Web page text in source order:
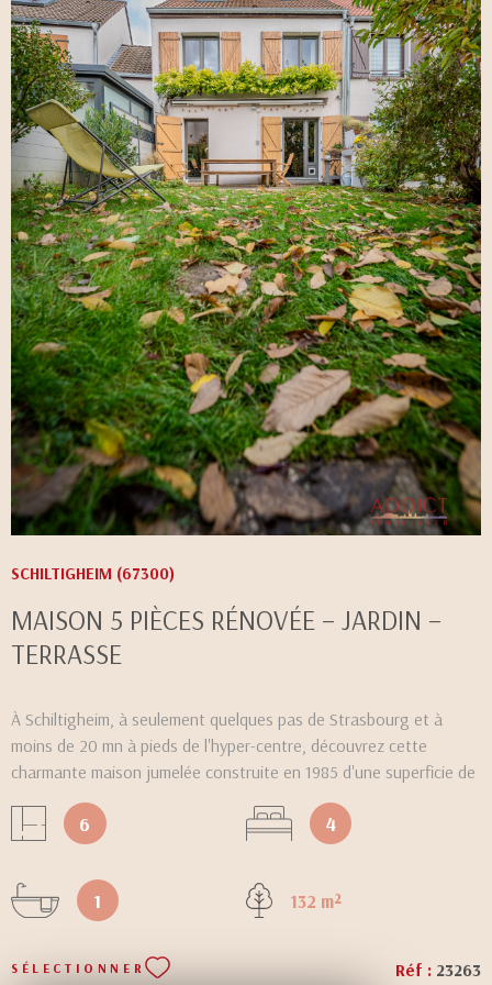
séjour de 40.57 m² Balcon exposé Ouest avec vue dégagée
Dressing aménagé Cave et grenier privatifs Jardin privatif
commun sécurisé Copropriété bien entretenue Proximité des
commerces, transports et commodités Un appartement lumineux
et parfaitement entretenu, idéal pour une famille ou un couple à
la recherche d'espace et de confort aux portes de Strasbourg.
DPE : C Statut de copropriété comprenant 61 lots dont 10
appartements dans notre entréé, charges annuelles 3489€
(eau+chauffage inclus), pas de procédure en cours. Montant
estimé des dépenses annuelles d'énergie pour un usage standard
: entre 492€ et 515€ TTC/an. Date de référence des prix de
l'énergie pour établir cette estimation : 2015 Les informations sur
les risques auxquels ce bien est exposé sont disponibles sur le
site Géorisques : www.georisques.gouv.fr 268 320 € honoraires
inclus charge acquéreur : 4% ttc (prix hors honoraires : 258
000€) Venez découvrir cet appartement en vente en contactant
Mme Nadia ANGLESKI au 06.70.88.09.78.
SCHILTIGHEIM (67300)
MAISON 5 PIÈCES RÉNOVÉE – JARDIN –
TERRASSE
À Schiltigheim, à seulement quelques pas de Strasbourg et à
moins de 20 mn à pieds de l'hyper-centre, découvrez cette
charmante maison jumelée construite en 1985 d'une superficie de
107.31 m² habitables et 127.80 m² au sol, entièrement rénovée et
parfaitement entretenue. Située dans un environnement
recherché, elle offre un cadre de vie idéal pour une famille
souhaitant allier confort et proximité avec la ville. La maison se
présente comme suit : Au rez-de-chaussée : Une belle entrée,
cheminée et parquet massif, un grand cellier et un wc séparé.
6 4
1 132 m²
SÉLECTIONNER Réf : 23263
VOIR LE BIEN